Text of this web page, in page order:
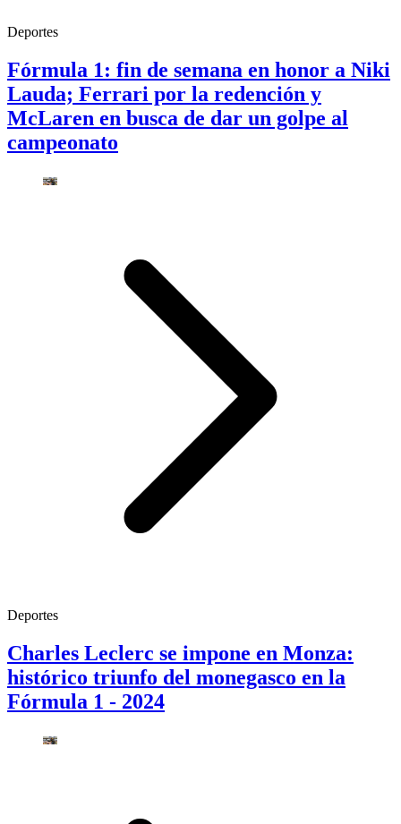
Deportes
Fórmula 1: fin de semana en honor a Niki
Lauda; Ferrari por la redención y
McLaren en busca de dar un golpe al
campeonato
Deportes
Charles Leclerc se impone en Monza:
histórico triunfo del monegasco en la
Fórmula 1 - 2024